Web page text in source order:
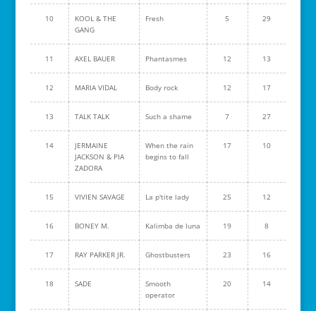
10
KOOL & THE
GANG
Fresh 5 29
11 AXEL BAUER Phantasmes 12 13
12 MARIA VIDAL Body rock 12 17
13 TALK TALK Such a shame 7 27
14
JERMAINE
JACKSON & PIA
ZADORA
When the rain
begins to fall
17 10
15 VIVIEN SAVAGE La p'tite lady 25 12
16 BONEY M. Kalimba de luna 19 8
17 RAY PARKER JR. Ghostbusters 23 16
18 SADE
Smooth
operator
20 14